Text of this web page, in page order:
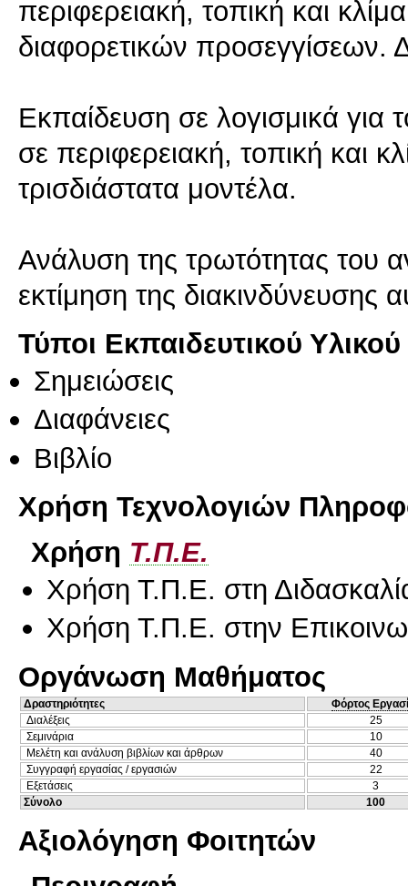
περιφερειακή, τοπική και
διαφορετικών προσεγγίσεων.
Εκπαίδευση σε λογισμικά για
σε περιφερειακή, τοπική και
τρισδιάστατα μοντέλα.
Ανάλυση της τρωτότητας του
εκτίμηση της διακινδύνευσης
Τύποι Εκπαιδευτικού Υλικού
Σημειώσεις
Διαφάνειες
Βιβλίο
Χρήση Τεχνολογιών
Χρήση Τ.Π.Ε.
Χρήση Τ.Π.Ε. στη
Χρήση Τ.Π.Ε. στην
Οργάνωση Μαθήματος
Δραστηριότητες
Φόρτος
Διαλέξεις
25
Σεμινάρια
10
Μελέτη και ανάλυση βιβλίων και άρθρων
40
Συγγραφή εργασίας / εργασιών
22
Εξετάσεις
3
Σύνολο
100
Αξιολόγηση Φοιτητών